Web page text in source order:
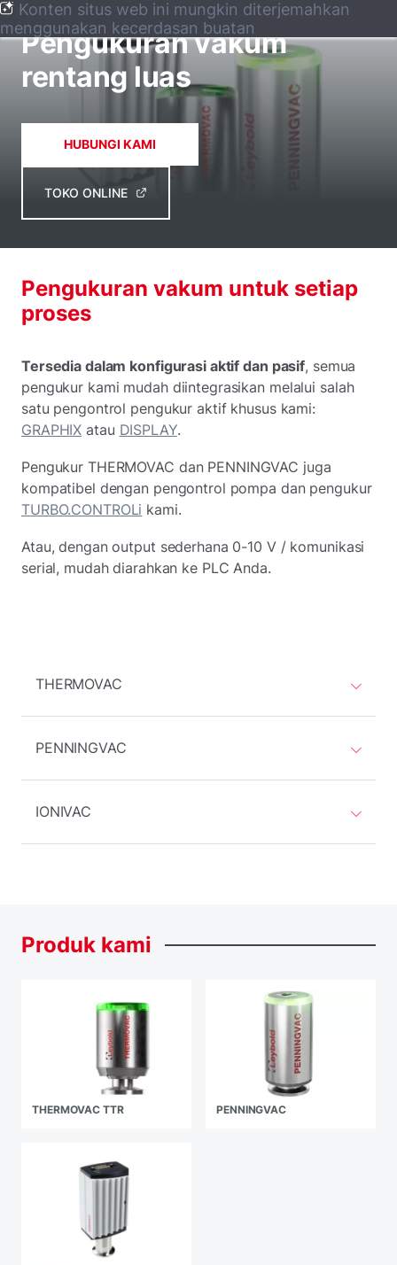
Konten situs web ini mungkin diterjemahkan
menggunakan kecerdasan buatan
PENGUKURAN & KONTROL VAKUM
Pengukuran vakum
rentang luas
HUBUNGI KAMI
TOKO ONLINE
Pengukuran vakum untuk setiap
proses
Tersedia dalam konfigurasi aktif dan pasif, semua
pengukur kami mudah diintegrasikan melalui salah
satu pengontrol pengukur aktif khusus kami:
GRAPHIX atau DISPLAY.
Pengukur THERMOVAC dan PENNINGVAC juga
kompatibel dengan pengontrol pompa dan pengukur
TURBO.CONTROLi kami.
Atau, dengan output sederhana 0-10 V / komunikasi
serial, mudah diarahkan ke PLC Anda.
THERMOVAC
PENNINGVAC
IONIVAC
Produk kami
THERMOVAC TTR PENNINGVAC